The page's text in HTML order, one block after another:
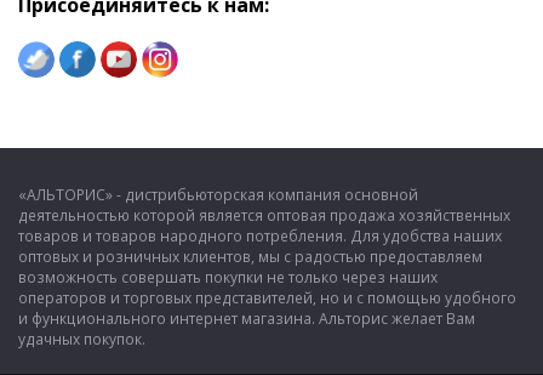
«АЛЬТОРИС» - дистрибьюторская компания основной
деятельностью которой является оптовая продажа хозяйственных
товаров и товаров народного потребления. Для удобства наших
оптовых и розничных клиентов, мы с радостью предоставляем
возможность совершать покупки не только через наших
операторов и торговых представителей, но и с помощью удобного
и функционального интернет магазина. Альторис желает Вам
удачных покупок.